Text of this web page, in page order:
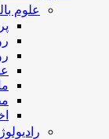
علوم